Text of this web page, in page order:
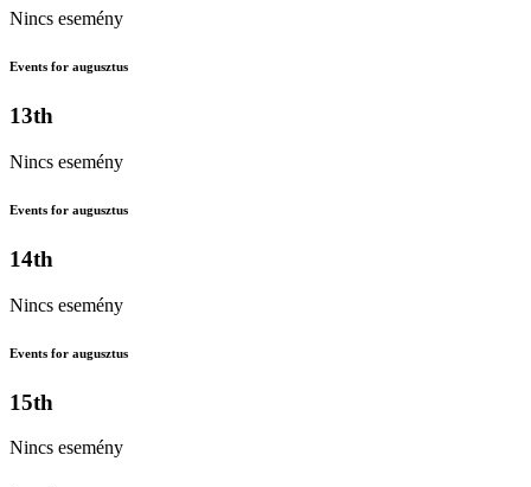
Nincs esemény
Events for augusztus
13th
Nincs esemény
Events for augusztus
14th
Nincs esemény
Events for augusztus
15th
Nincs esemény